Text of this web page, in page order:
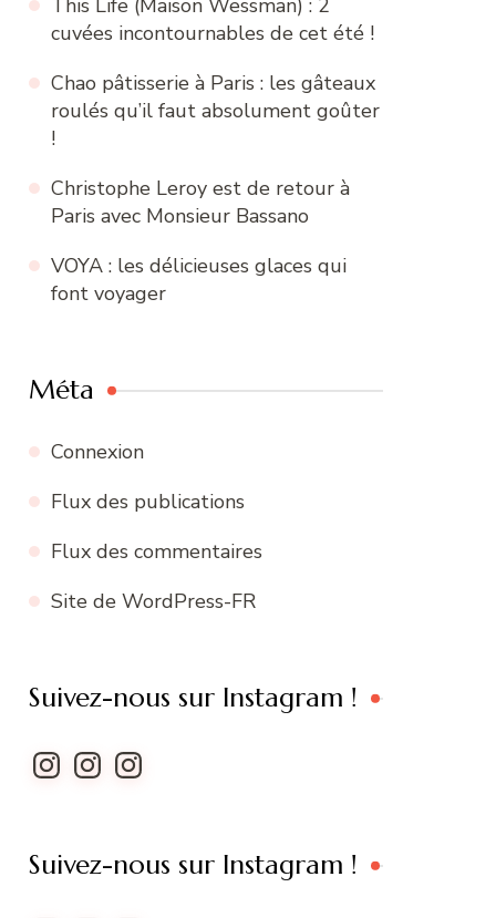
This Life (Maison Wessman) : 2
cuvées incontournables de cet été !
Chao pâtisserie à Paris : les gâteaux
roulés qu’il faut absolument goûter
!
Christophe Leroy est de retour à
Paris avec Monsieur Bassano
VOYA : les délicieuses glaces qui
font voyager
Méta
Connexion
Flux des publications
Flux des commentaires
Site de WordPress-FR
Suivez-nous sur Instagram !
Instagram
InstagramInstagram
Suivez-nous sur Instagram !